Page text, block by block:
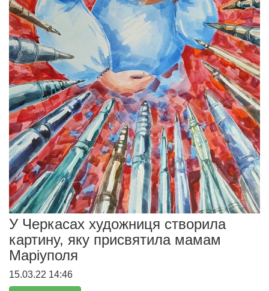
У Черкасах художниця створила
картину, яку присвятила мамам
Маріуполя
15.03.22 14:46